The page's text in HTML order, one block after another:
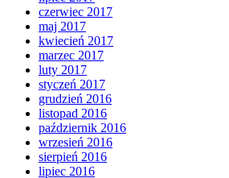
czerwiec 2017
maj 2017
kwiecień 2017
marzec 2017
luty 2017
styczeń 2017
grudzień 2016
listopad 2016
październik 2016
wrzesień 2016
sierpień 2016
lipiec 2016